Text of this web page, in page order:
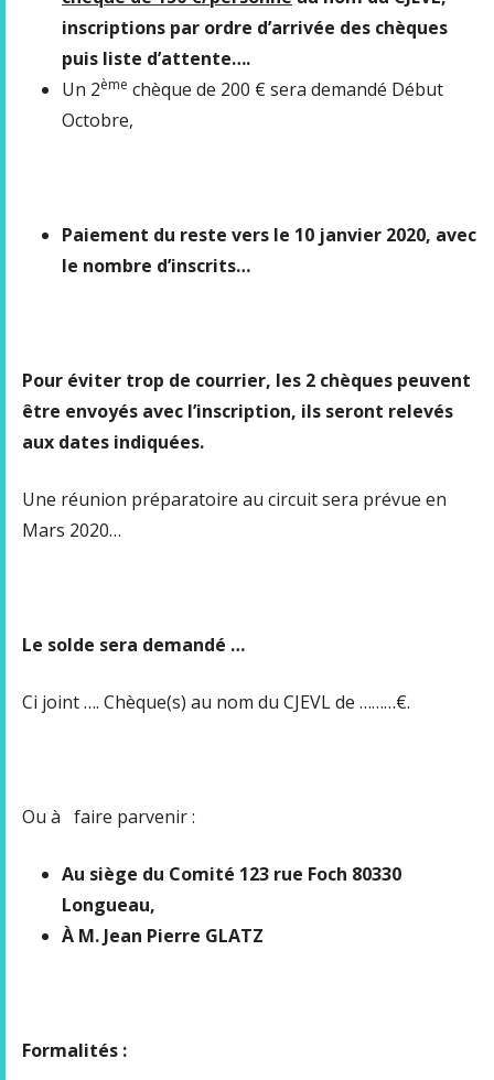
inscriptions par ordre d’arrivée des chèques
puis liste d’attente….
Un 2ème chèque de 200 € sera demandé Début
Octobre,
Paiement du reste vers le 10 janvier 2020, avec
le nombre d’inscrits…
Pour éviter trop de courrier, les 2 chèques peuvent
être envoyés avec l’inscription, ils seront relevés
aux dates indiquées.
Une réunion préparatoire au circuit sera prévue en
Mars 2020…
Le solde sera demandé …
Ci joint …. Chèque(s) au nom du CJEVL de ………€.
Ou à faire parvenir :
Au siège du Comité 123 rue Foch 80330
Longueau,
À M. Jean Pierre GLATZ
Formalités :